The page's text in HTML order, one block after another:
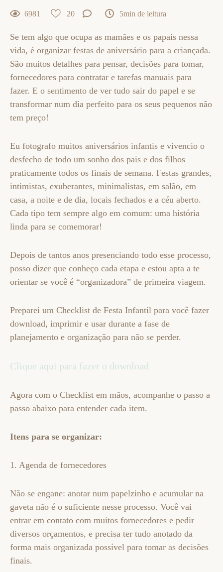
6981 20 5min de leitura
Se tem algo que ocupa as mamães e os papais nessa
vida, é organizar festas de aniversário para a criançada.
São muitos detalhes para pensar, decisões para tomar,
fornecedores para contratar e tarefas manuais para
fazer. E o sentimento de ver tudo sair do papel e se
transformar num dia perfeito para os seus pequenos não
tem preço!
Eu fotografo muitos aniversários infantis e vivencio o
desfecho de todo um sonho dos pais e dos filhos
praticamente todos os finais de semana. Festas grandes,
intimistas, exuberantes, minimalistas, em salão, em
casa, a noite e de dia, locais fechados e a céu aberto.
Cada tipo tem sempre algo em comum: uma história
linda para se comemorar!
Depois de tantos anos presenciando todo esse processo,
posso dizer que conheço cada etapa e estou apta a te
orientar se você é “organizadora” de primeira viagem.
Preparei um Checklist de Festa Infantil para você fazer
download, imprimir e usar durante a fase de
planejamento e organização para não se perder.
Clique aqui para fazer o download
Agora com o Checklist em mãos, acompanhe o passo a
passo abaixo para entender cada item.
Itens para se organizar:
1. Agenda de fornecedores
Não se engane: anotar num papelzinho e acumular na
gaveta não é o suficiente nesse processo. Você vai
entrar em contato com muitos fornecedores e pedir
diversos orçamentos, e precisa ter tudo anotado da
forma mais organizada possível para tomar as decisões
finais.